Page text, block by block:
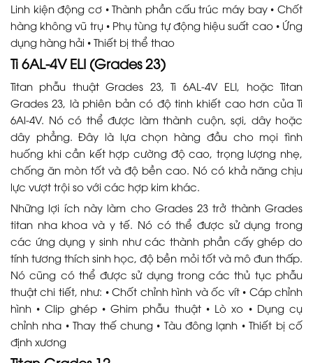
Linh kiện động cơ • Thành phần cấu trúc máy bay • Chốt
hàng không vũ trụ • Phụ tùng tự động hiệu suất cao • Ứng
dụng hàng hải • Thiết bị thể thao
Ti 6AL-4V ELI (Grades 23)
Titan phẫu thuật Grades 23, Ti 6AL-4V ELI, hoặc Titan
Grades 23, là phiên bản có độ tinh khiết cao hơn của Ti
6Al-4V. Nó có thể được làm thành cuộn, sợi, dây hoặc
dây phẳng. Đây là lựa chọn hàng đầu cho mọi tình
huống khi cần kết hợp cường độ cao, trọng lượng nhẹ,
chống ăn mòn tốt và độ bền cao. Nó có khả năng chịu
lực vượt trội so với các hợp kim khác.
Những lợi ích này làm cho Grades 23 trở thành Grades
titan nha khoa và y tế. Nó có thể được sử dụng trong
các ứng dụng y sinh như các thành phần cấy ghép do
tính tương thích sinh học, độ bền mỏi tốt và mô đun thấp.
Nó cũng có thể được sử dụng trong các thủ tục phẫu
thuật chi tiết, như: • Chốt chỉnh hình và ốc vít • Cáp chỉnh
hình • Clip ghép • Ghim phẫu thuật • Lò xo • Dụng cụ
chỉnh nha • Thay thế chung • Tàu đông lạnh • Thiết bị cố
định xương